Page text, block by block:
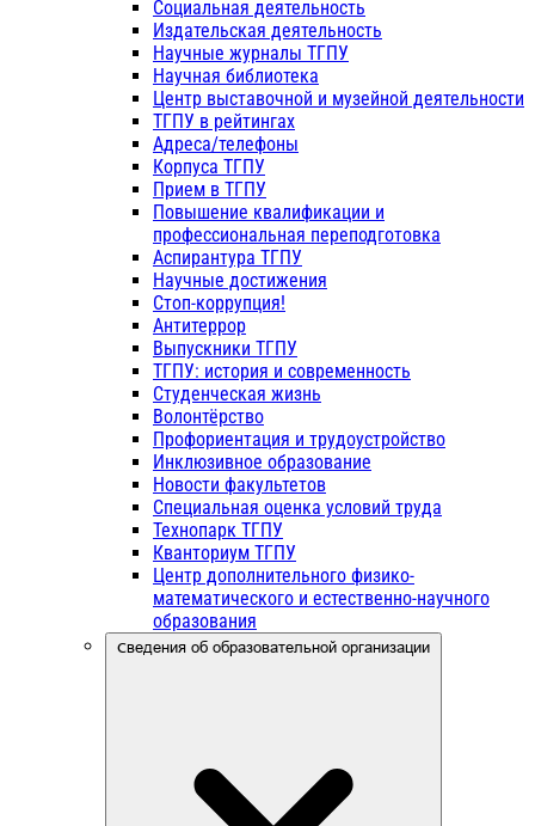
Социальная деятельность
Издательская деятельность
Научные журналы ТГПУ
Научная библиотека
Центр выставочной и музейной деятельности
ТГПУ в рейтингах
Адреса/телефоны
Корпуса ТГПУ
Прием в ТГПУ
Повышение квалификации и
профессиональная переподготовка
Аспирантура ТГПУ
Научные достижения
Стоп-коррупция!
Антитеррор
Выпускники ТГПУ
ТГПУ: история и современность
Студенческая жизнь
Волонтёрство
Профориентация и трудоустройство
Инклюзивное образование
Новости факультетов
Специальная оценка условий труда
Технопарк ТГПУ
Кванториум ТГПУ
Центр дополнительного физико-
математического и естественно-научного
образования
Сведения об образовательной организации